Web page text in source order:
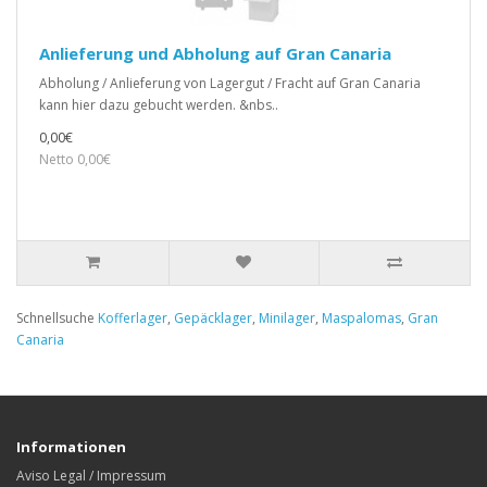
Anlieferung und Abholung auf Gran Canaria
Abholung / Anlieferung von Lagergut / Fracht auf Gran Canaria
kann hier dazu gebucht werden. &nbs..
0,00€
Netto 0,00€
Schnellsuche Kofferlager, Gepäcklager, Minilager, Maspalomas, Gran
Canaria
Informationen
Aviso Legal / Impressum